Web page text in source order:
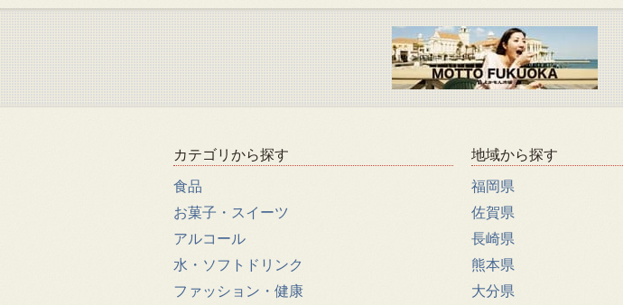
カテゴリから探す
食品
お菓子・スイーツ
アルコール
水・ソフトドリンク
ファッション・健康
地域から探す
福岡県
佐賀県
長崎県
熊本県
大分県